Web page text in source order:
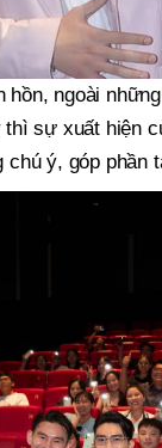
hồn, ngoài
sự xuất hiện
chú ý, góp phần